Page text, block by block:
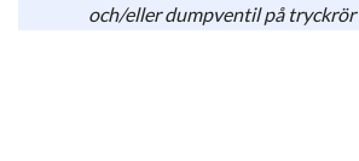
och/eller dumpventil på